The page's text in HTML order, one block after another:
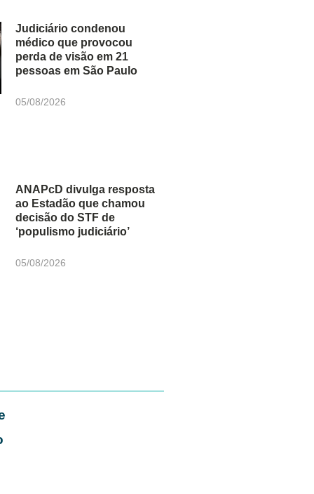
Judiciário condenou
médico que provocou
perda de visão em 21
pessoas em São Paulo
05/08/2026
ANAPcD divulga resposta
ao Estadão que chamou
decisão do STF de
‘populismo judiciário’
05/08/2026